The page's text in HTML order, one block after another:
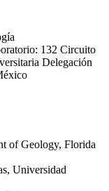
132 Circuito
Delegación
of Geology, Florida
Universidad